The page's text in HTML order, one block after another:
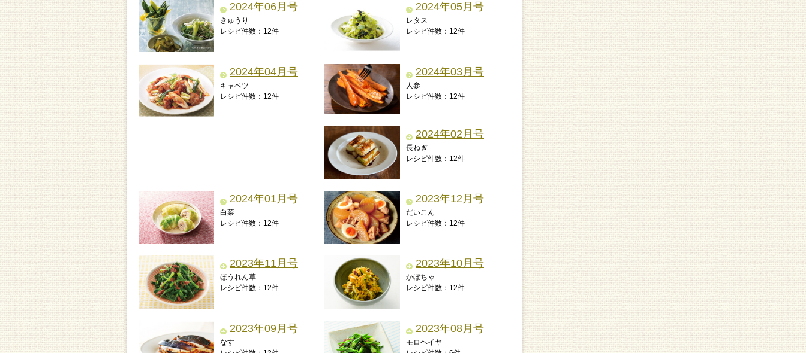
2024年06月号
きゅうり
レシピ件数：12件
2024年05月号
レタス
レシピ件数：12件
2024年04月号
キャベツ
レシピ件数：12件
2024年03月号
人参
レシピ件数：12件
2024年02月号
長ねぎ
レシピ件数：12件
2024年01月号
白菜
レシピ件数：12件
2023年12月号
だいこん
レシピ件数：12件
2023年11月号
ほうれん草
レシピ件数：12件
2023年10月号
かぼちゃ
レシピ件数：12件
2023年09月号
なす
2023年08月号
モロヘイヤ